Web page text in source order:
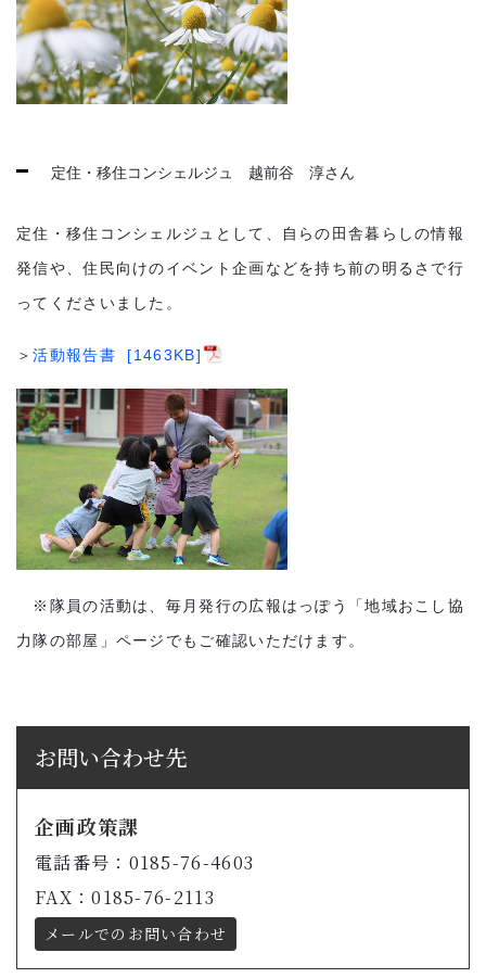
定住・移住コンシェルジュ 越前谷 淳さん
定住・移住コンシェルジュとして、自らの田舎暮らしの情報
発信や、住民向けのイベント企画などを持ち前の明るさで行
ってくださいました。
＞活動報告書 [1463KB]
※隊員の活動は、毎月発行の広報はっぽう「地域おこし協
力隊の部屋」ページでもご確認いただけます。
お問い合わせ先
企画政策課
電話番号：0185-76-4603
FAX：0185-76-2113
メールでのお問い合わせ